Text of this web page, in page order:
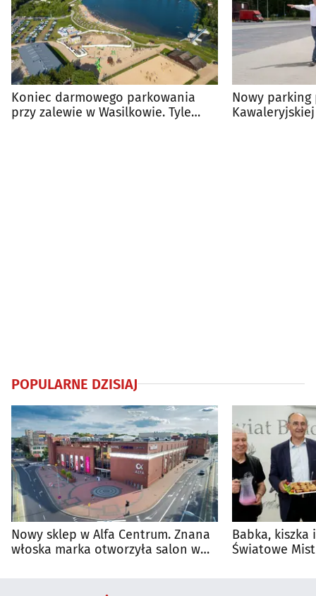
Koniec darmowego parkowania
przy zalewie w Wasilkowie. Tyle
Nowy
POPULARNE DZISIAJ
Nowy sklep w Alfa Centrum. Znana
włoska marka otworzyła salon w
Babka, kiszka
Światowe